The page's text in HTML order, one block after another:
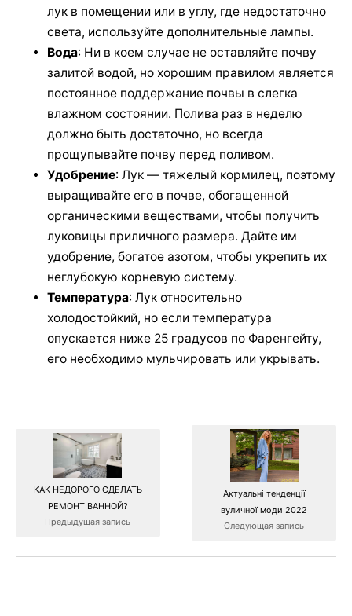
лук в помещении или в углу, где недостаточно
света, используйте дополнительные лампы.
Вода: Ни в коем случае не оставляйте почву
залитой водой, но хорошим правилом является
постоянное поддержание почвы в слегка
влажном состоянии. Полива раз в неделю
должно быть достаточно, но всегда
прощупывайте почву перед поливом.
Удобрение: Лук — тяжелый кормилец, поэтому
выращивайте его в почве, обогащенной
органическими веществами, чтобы получить
луковицы приличного размера. Дайте им
удобрение, богатое азотом, чтобы укрепить их
неглубокую корневую систему.
Температура: Лук относительно
холодостойкий, но если температура
опускается ниже 25 градусов по Фаренгейту,
его необходимо мульчировать или укрывать.
КАК НЕДОРОГО СДЕЛАТЬ
РЕМОНТ ВАННОЙ?
Предыдущая запись
Актуальні тенденції
вуличної моди 2022
Следующая запись